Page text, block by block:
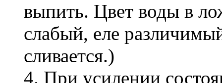
выпить. Цвет воды в
слабый, еле
сливается.)
4. При усилении